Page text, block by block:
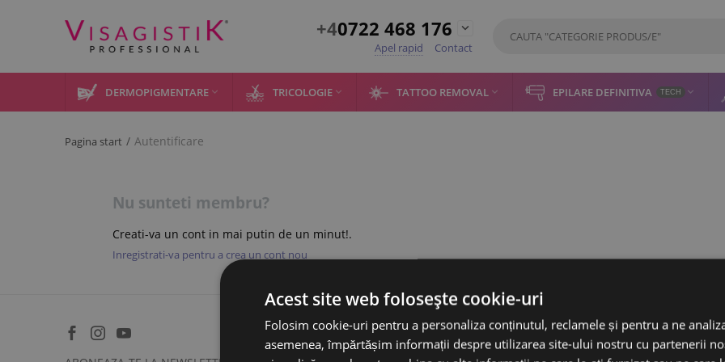
+40722 468 176

Apel rapid
Contact
DERMOPIGMENTARE  TRICOLOGIE  TATTOO REMOVAL  EPILARE DEFINITIVA TECH 
Pagina start / Autentificare
Nu sunteti membru?
Creati-va un cont in mai putin de un minut!.
Inregistrati-va pentru a crea un cont nou
Contul meu Magazin
Acest site web folosește cookie-uri
Folosim cookie-uri pentru a personaliza conținutul, reclamele și pentru a ne
asemenea, împărtășim informații despre utilizarea site-ului nostru cu partenerii